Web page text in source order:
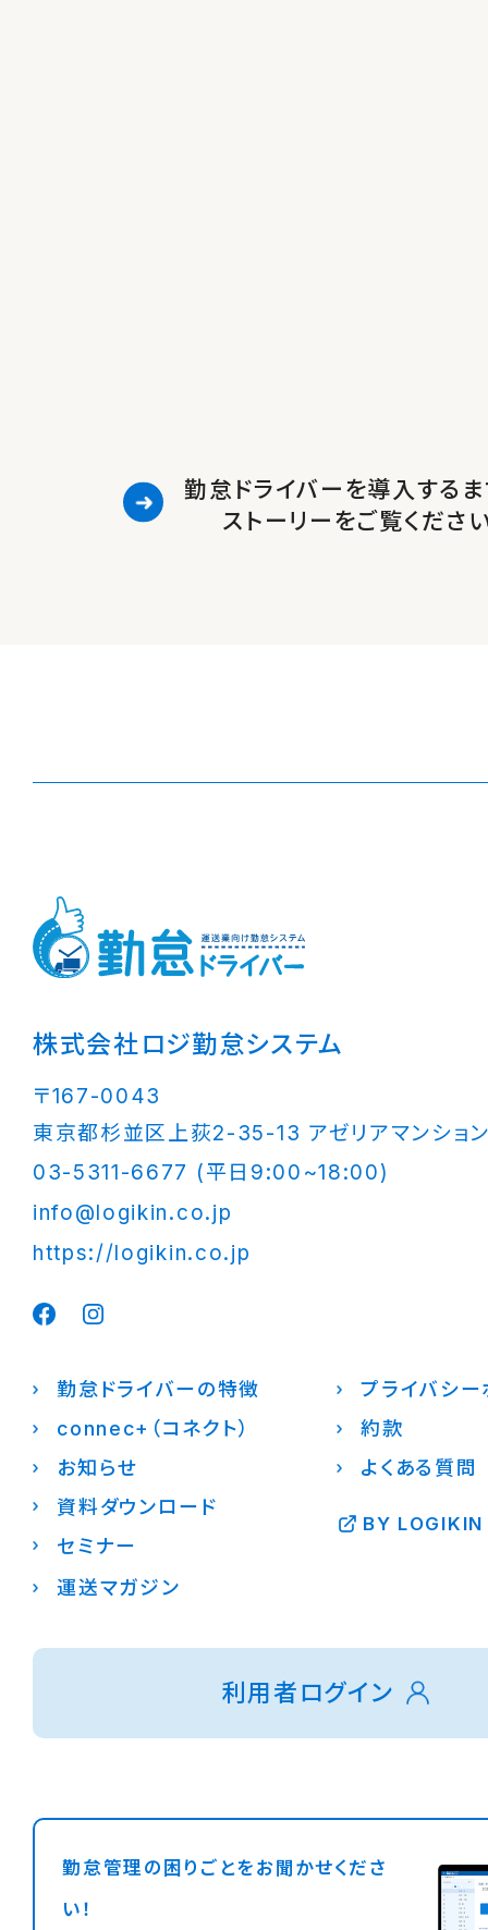
勤怠ドライバーを導入する
ストーリーをご覧くださ
株式会社ロジ勤怠システム
〒167-0043
東京都杉並区上荻2-35-13 アゼリアマンショ
03-5311-6677 (平日9:00~18:00)
info@logikin.co.jp
https://logikin.co.jp
勤怠ドライバーの特徴
connec+（コネクト）
お知らせ
資料ダウンロード
セミナー
運送マガジン
プライバシー
約款
よくある質問
BY LOGIKIN
利用者ログイン
勤怠管理の困りごとをお聞かせくださ
い！